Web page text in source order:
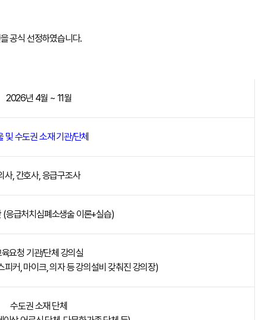
공식 선정하였습니다.
2026년 4월 ~ 11월
및 수도권 소재 기관/단체
사, 간호사, 응급구조사
응급처치심폐소생술 이론+실습)
요청 기관/단체 강의실
피커, 마이크, 의자 등 강의설비 갖춰진 강의장)
수도권 소재 단체